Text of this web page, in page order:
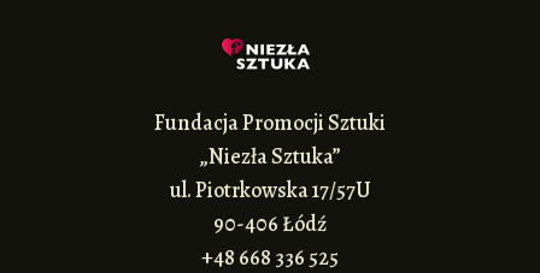
Fundacja Promocji Sztuki
„Niezła Sztuka”
ul. Piotrkowska 17/57U
90-406 Łódź
+48 668 336 525